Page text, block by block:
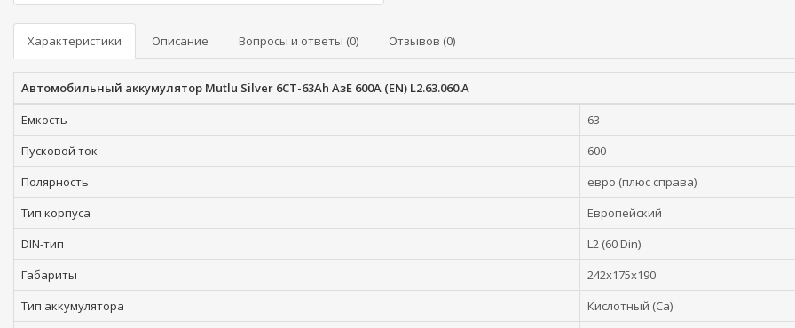
Характеристики Описание Вопросы и ответы (0) Отзывов (0)
Автомобильный аккумулятор Mutlu Silver 6СТ-63Ah АзЕ 600A (EN) L2.63.060.A
Емкость
63
Пусковой ток
600
Полярность
евро (плюс справа)
Тип корпуса
Европейский
DIN-тип
L2 (60 Din)
Габариты
242x175x190
Тип аккумулятора
Кислотный (Ca)